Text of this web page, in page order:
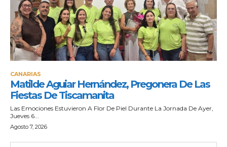
CANARIAS
Matilde Aguiar Hernández, Pregonera De Las
Fiestas De Tiscamanita
Las Emociones Estuvieron A Flor De Piel Durante La Jornada De Ayer,
Jueves 6...
Agosto 7, 2026